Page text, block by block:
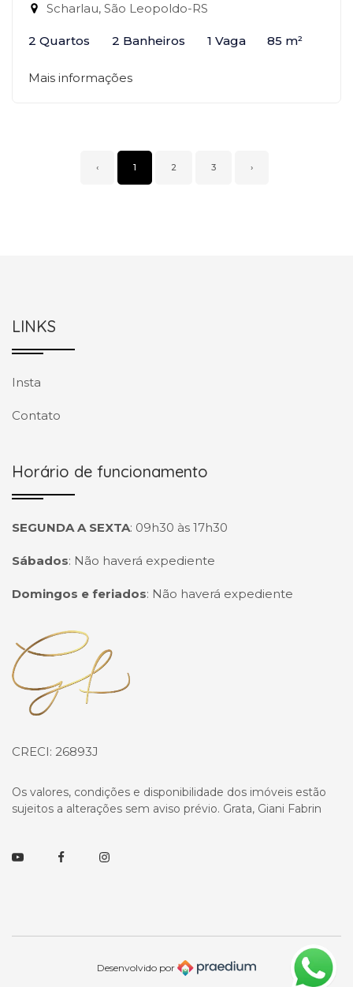
Scharlau, São Leopoldo-RS
2 Quartos 2 Banheiros 1 Vaga 85 m²
Mais informações
‹ 1 2 3 ›
LINKS
Insta
Contato
Horário de funcionamento
SEGUNDA A SEXTA: 09h30 às 17h30
Sábados: Não haverá expediente
Domingos e feriados: Não haverá expediente
Página inicial
CRECI: 26893J
Os valores, condições e disponibilidade dos imóveis estão
sujeitos a alterações sem aviso prévio. Grata, Giani Fabrin
YoutubeFacebookInstagram
Desenvolvido por